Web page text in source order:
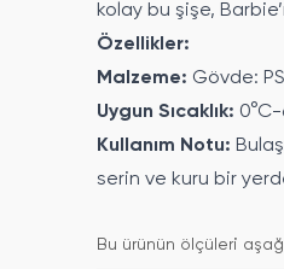
kolay bu şişe,
Özellikler:
Malzeme: Gövde:
Uygun Sıcaklık: 0°C-
Kullanım Notu:
serin ve kuru bir
Bu ürünün ölçüleri